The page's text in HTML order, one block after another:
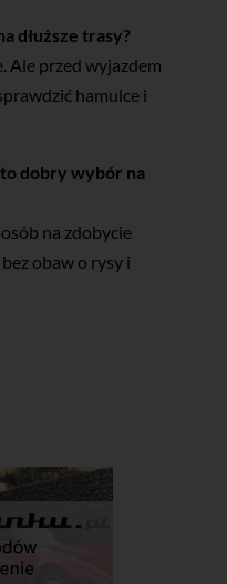
dłuższe trasy?
Ale przed wyjazdem
hamulce i
to dobry wybór na
na zdobycie
obaw o rysy i